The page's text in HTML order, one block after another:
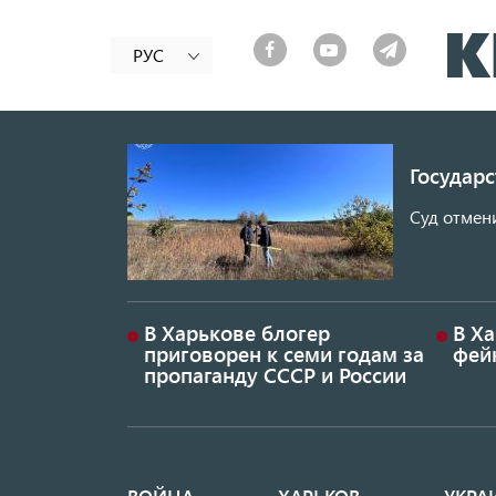
РУС
Суд
В Харькове блогер
приговорен к семи годам за
пропаганду СССР и России
В